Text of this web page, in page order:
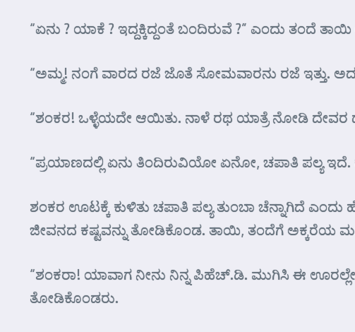
“ಏನು ? ಯಾಕೆ ? ಇದ್ದಕ್ಕಿದ್ದಂತೆ ಬಂದಿರುವೆ ?” ಎಂದು ತಂದೆ
“ಅಮ್ಮ! ನಂಗೆ ವಾರದ ರಜೆ ಜೊತೆ ಸೋಮವಾರನು ರಜೆ ಇತ್ತು.
“ಶಂಕರ! ಒಳ್ಳೆಯದೇ ಆಯಿತು. ನಾಳೆ ರಥ ಯಾತ್ರೆ ನೋಡಿ
“ಪ್ರಯಾಣದಲ್ಲಿ ಏನು ತಿಂದಿರುವಿಯೋ ಏನೋ, ಚಪಾತಿ ಪಲ್ಯ
ಶಂಕರ ಊಟಕ್ಕೆ ಕುಳಿತು ಚಪಾತಿ ಪಲ್ಯ ತುಂಬಾ ಚೆನ್ನಾಗಿದೆ ಎಂದು
ಜೀವನದ ಕಷ್ಟವನ್ನು ತೋಡಿಕೊಂಡ. ತಾಯಿ, ತಂದೆಗೆ ಅಕ್ಕರೆಯ
“ಶಂಕರಾ! ಯಾವಾಗ ನೀನು ನಿನ್ನ ಪಿಹೆಚ್.ಡಿ. ಮುಗಿಸಿ ಈ ಊರಲ್ಲೇ
ತೋಡಿಕೊಂಡರು.